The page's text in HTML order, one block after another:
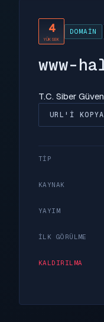
4
YÜKSEK
DOMAIN
www-
T.C. Siber
URL'I
TIP
KAYNAK
YAYIM
İLK GÖRÜLME
KALDIRILMA